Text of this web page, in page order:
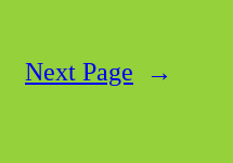
Next Page
→